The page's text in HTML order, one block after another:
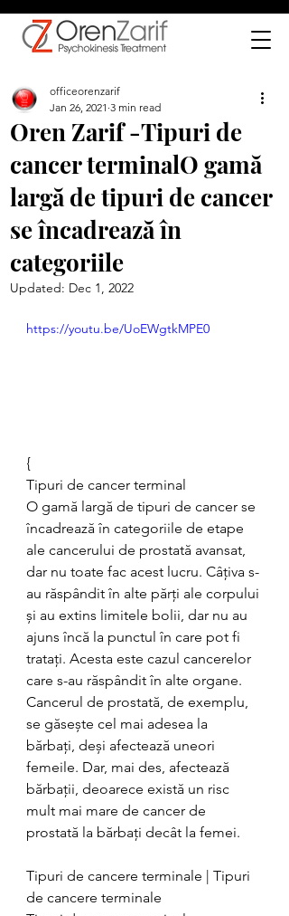
Oren Zarif -Tipuri de
cancer terminalO gamă
largă de tipuri de cancer
se încadrează în
categoriile
officeorenzarif
Jan 26, 2021 3 min read
Updated: Dec 1, 2022
https://youtu.be/UoEWgtkMPE0
{
Tipuri de cancer terminal
O gamă largă de tipuri de cancer se
încadrează în categoriile de etape
ale cancerului de prostată avansat,
dar nu toate fac acest lucru. Câțiva s-
au răspândit în alte părți ale corpului
și au extins limitele bolii, dar nu au
ajuns încă la punctul în care pot fi
tratați. Acesta este cazul cancerelor
care s-au răspândit în alte organe.
Cancerul de prostată, de exemplu,
se găsește cel mai adesea la
bărbați, deși afectează uneori
femeile. Dar, mai des, afectează
bărbații, deoarece există un risc
mult mai mare de cancer de
prostată la bărbați decât la femei.
Tipuri de cancere terminale | Tipuri
de cancere terminale